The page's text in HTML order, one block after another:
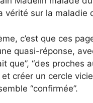
vérité sur la maladie
c’est que ces
quasi-réponse,
que”, “des proches
créer un cercle
“confirmée”.